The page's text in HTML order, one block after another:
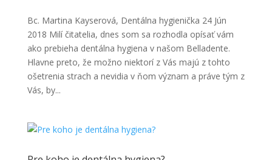
Bc. Martina Kayserová, Dentálna hygienička 24 Jún
2018 Milí čitatelia, dnes som sa rozhodla opísať vám
ako prebieha dentálna hygiena v našom Belladente.
Hlavne preto, že možno niektorí z Vás majú z tohto
ošetrenia strach a nevidia v ňom význam a práve tým z
Vás, by...